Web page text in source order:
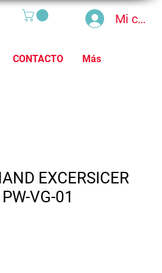
Mi cuenta
CONTACTO Más
EXCERSICER
VG-01